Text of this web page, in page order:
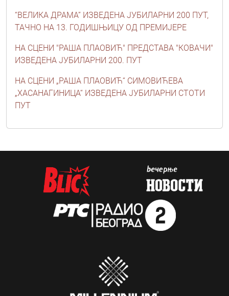
“ВЕЛИКA ДРАМA” ИЗВЕДЕНА ЈУБИЛАРНИ 200 ПУТ,
ТАЧНО НА 13. ГОДИШЊИЦУ ОД ПРЕМИЈЕРЕ
НА СЦЕНИ "РАША ПЛАОВИЋ" ПРЕДСТАВА "КОВАЧИ"
ИЗВЕДЕНА ЈУБИЛАРНИ 200. ПУТ
НА СЦЕНИ „РАША ПЛАОВИЋ“ СИМОВИЋЕВА
„ХАСАНАГИНИЦА“ ИЗВЕДЕНА ЈУБИЛАРНИ СТОТИ
ПУТ